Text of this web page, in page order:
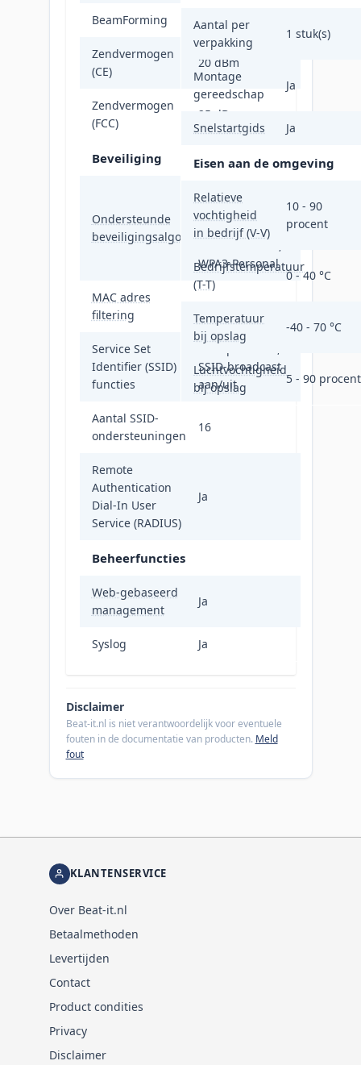
BeamForming Ja
Zendvermogen
(CE)
20 dBm
Zendvermogen
(FCC)
25 dBm
Beveiliging
Ondersteunde
beveiligingsalgoritmen
SNMP, SNMPv2,
SNMPv3, SSH,
WPA-Personal,
WPA2-Personal,
WPA3-Personal
MAC adres
filtering
Service Set
Identifier (SSID)
functies
Multiple SSIDs,
SSID-broadcast
aan/uit
Aantal SSID-
ondersteuningen
16
Remote
Authentication
Dial-In User
Service (RADIUS)
Ja
Beheerfuncties
Web-gebaseerd
management
Ja
Syslog Ja
Aantal per
verpakking
1 stuk(s)
Montage
gereedschap
Ja
Snelstartgids Ja
Eisen aan de omgeving
Relatieve
vochtigheid
in bedrijf (V-V)
10 - 90
procent
Bedrijfstemperatuur
(T-T)
0 - 40 °C
Temperatuur
bij opslag
-40 - 70 °C
Luchtvochtigheid
bij opslag
5 - 90 procent
Disclaimer
Beat-it.nl is niet verantwoordelijk voor eventuele
fouten in de documentatie van producten. Meld
fout
KLANTENSERVICE
Over Beat-it.nl
Betaalmethoden
Levertijden
Contact
Product condities
Privacy
Disclaimer